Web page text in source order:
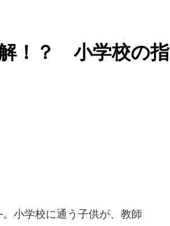
！？ 小学校の指
小学校に通う子供が、教師